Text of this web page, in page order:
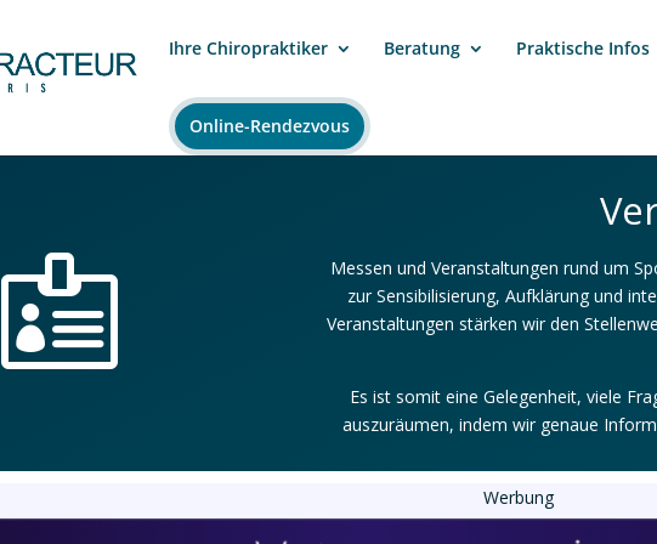
Ihre Chiropraktiker Beratung Praktische Infos
Online-Rendezvous

Messen und Veranstaltungen rund um
zur Sensibilisierung, Aufklärung und
Veranstaltungen stärken wir den
Es ist somit eine Gelegenheit, viele
auszuräumen, indem wir genaue
Werbung